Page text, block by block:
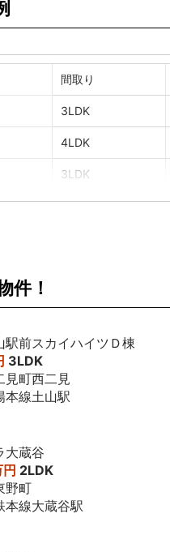
間取り
3LDK
4LDK
3LDK
3LDK
4LDK
件！
駅前スカイハイツＤ棟
3LDK
見町西二見
本線土山駅
大蔵谷
2LDK
野町
本線大蔵谷駅